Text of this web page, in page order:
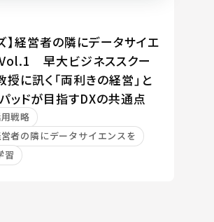
】経営者の隣にデータサイエ
Vol.1 早大ビジネススクー
に訊く「両利きの経営」と
ッドが目指すDXの共通点
戦略
者の隣にデータサイエンスを
習